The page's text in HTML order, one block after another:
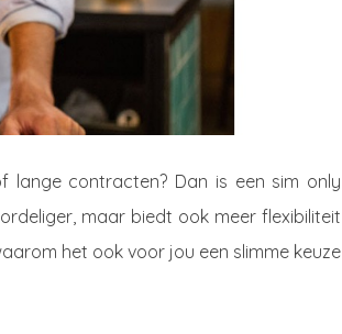
contracten? Dan is een sim only
maar biedt ook meer flexibiliteit
het ook voor jou een slimme keuze